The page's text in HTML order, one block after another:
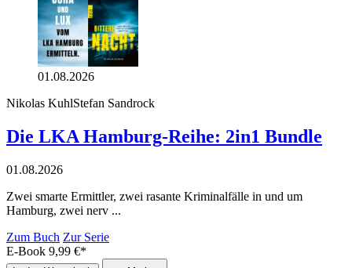
01.08.2026
Nikolas KuhlStefan Sandrock
Die LKA Hamburg-Reihe: 2in1 Bundle
01.08.2026
Zwei smarte Ermittler, zwei rasante Kriminalfälle in und um
Hamburg, zwei nerv ...
Zum Buch Zur Serie
E-Book 9,99 €*